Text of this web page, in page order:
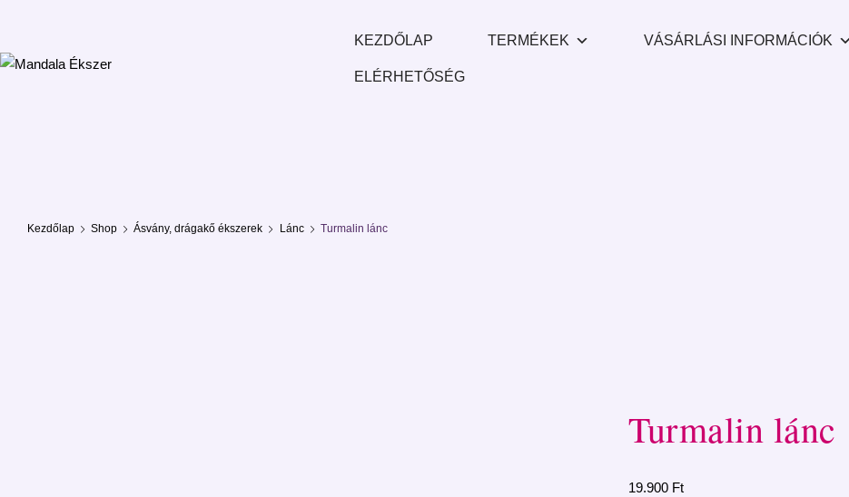
Ékszer
KEZDŐLAP TERMÉKEK VÁSÁRLÁSI INFORMÁCIÓK
ELÉRHETŐSÉG
Kezdőlap Shop Ásvány, drágakő ékszerek Lánc Turmalin lánc
Turmalin lánc
19.900 Ft